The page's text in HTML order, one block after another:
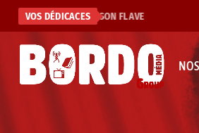
VOS DÉDICACES
CETTE CHANSON FLAVE